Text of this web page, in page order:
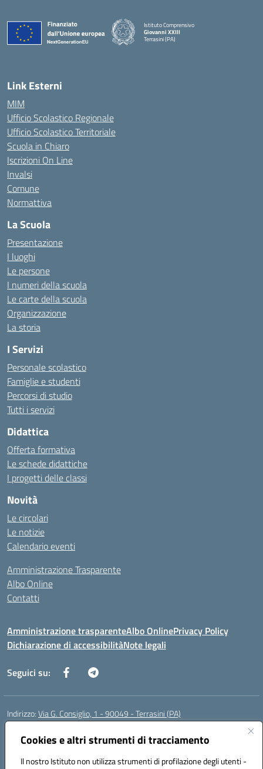
Cookies e altri strumenti di tracciamento
Il nostro Istituto non utilizza strumenti di profilazione degli utenti -
Istituto Comprensivo
Giovanni XXIII
Terrasini (PA)
Link Esterni
MIM
Ufficio Scolastico Regionale
Ufficio Scolastico Territoriale
Scuola in Chiaro
Iscrizioni On Line
Invalsi
Comune
Normattiva
La Scuola
Presentazione
I luoghi
Le persone
I numeri della scuola
Le carte della scuola
Organizzazione
La storia
I Servizi
Personale scolastico
Famiglie e studenti
Percorsi di studio
Tutti i servizi
Didattica
Offerta formativa
Le schede didattiche
I progetti delle classi
Novità
Le circolari
Le notizie
Calendario eventi
Amministrazione Trasparente
Albo Online
Contatti
Amministrazione trasparenteAlbo OnlinePrivacy Policy
Dichiarazione di accessibilitàNote legali
Seguici su:
Indirizzo:Via G. Consiglio, 1 - 90049 - Terrasini (PA)
Centralino:
Posta elettronica certificata (PEC):paic88700d@pec.istruzione.it
Codice fiscale: 80025710825